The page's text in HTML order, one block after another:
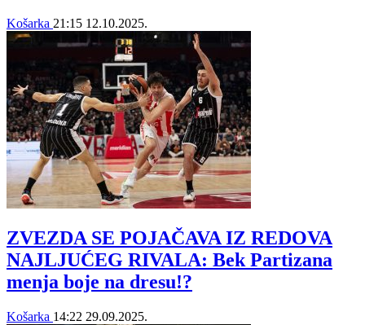
Košarka 21:15 12.10.2025.
ZVEZDA SE POJAČAVA IZ REDOVA
NAJLJUĆEG RIVALA: Bek Partizana
menja boje na dresu!?
Košarka 14:22 29.09.2025.